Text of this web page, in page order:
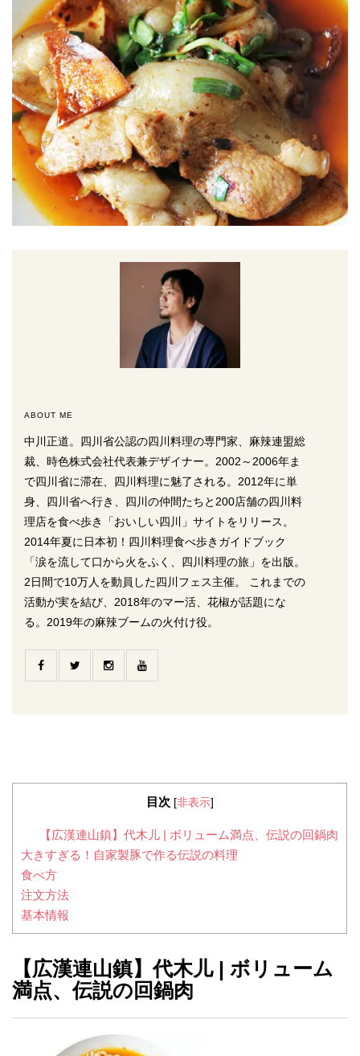
ABOUT ME
中川正道。四川省公認の四川料理の専門家、麻辣連盟総
裁、時色株式会社代表兼デザイナー。2002～2006年ま
で四川省に滞在、四川料理に魅了される。2012年に単
身、四川省へ行き、四川の仲間たちと200店舗の四川料
理店を食べ歩き「おいしい四川」サイトをリリース。
2014年夏に日本初！四川料理食べ歩きガイドブック
「涙を流して口から火をふく、四川料理の旅」を出版。
2日間で10万人を動員した四川フェス主催。 これまでの
活動が実を結び、2018年のマー活、花椒が話題にな
る。2019年の麻辣ブームの火付け役。
目次 [非表示]
【広漢連山鎮】代木儿 | ボリューム満点、伝説の回鍋肉
大きすぎる！自家製豚で作る伝説の料理
食べ方
注文方法
基本情報
【広漢連山鎮】代木儿 | ボリューム
満点、伝説の回鍋肉